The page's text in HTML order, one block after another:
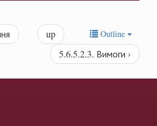
Outline
up
5.6.5.2.3. Вимоги ›